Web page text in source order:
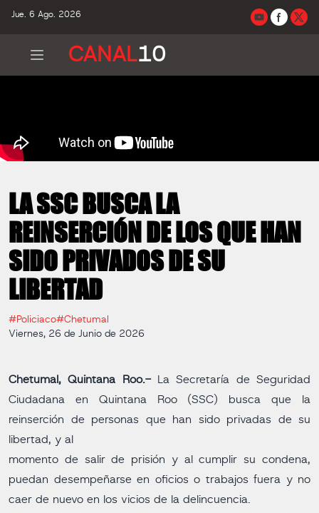
Jue. 6 Ago. 2026
CANAL10
LA SSC BUSCA LA
REINSERCIÓN DE LOS QUE HAN
SIDO PRIVADOS DE SU
LIBERTAD
#Policiaco#Chetumal
Viernes, 26 de Junio de 2026
Chetumal, Quintana Roo.-La Secretaría de Seguridad
Ciudadana en Quintana Roo (SSC) busca que la
reinserción de personas que han sido privadas de su
libertad, y al
momento de salir de prisión y al cumplir su condena,
puedan desempeñarse en oficios o trabajos fuera y no
caer de nuevo en los vicios de la delincuencia.